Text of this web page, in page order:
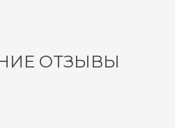
ОТЗЫВЫ